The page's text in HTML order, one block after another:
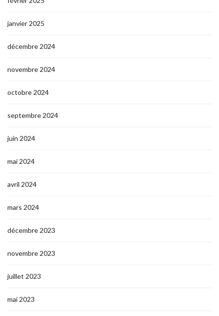
janvier 2025
décembre 2024
novembre 2024
octobre 2024
septembre 2024
juin 2024
mai 2024
avril 2024
mars 2024
décembre 2023
novembre 2023
juillet 2023
mai 2023